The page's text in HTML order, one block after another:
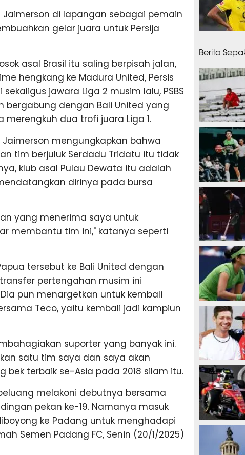
di lapangan sebagai pemain
gelar juara untuk Persija
asal Brasil itu saling berpisah jalan,
hengkang ke Madura United, Persis
jawara Liga 2 musim lalu, PSBS
bergabung dengan Bali United yang
dua trofi juara Liga 1.
mengungkapkan bahwa
tim berjuluk Serdadu Tridatu itu tidak
klub asal Pulau Dewata itu adalah
dirinya pada bursa
yang menerima saya untuk
membantu tim ini," katanya seperti
tersebut ke Bali United dengan
pertengahan musim ini
pun menargetkan untuk kembali
Teco, yaitu kembali jadi kampiun
suporter yang banyak ini.
satu tim saya dan saya akan
bek terbaik se-Asia pada 2018 silam itu.
melakoni debutnya bersama
pekan ke-19. Namanya masuk
ke Padang untuk menghadapi
Semen Padang FC, Senin (20/1/2025)
Berita
SEPAK BOLA
BASKET
BADMINTON
TENIS
MOTOGP
F1